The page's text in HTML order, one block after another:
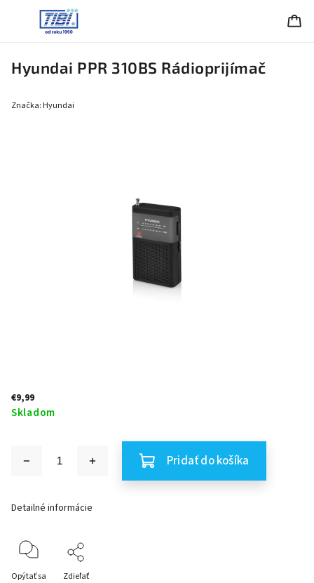
Hyundai PPR 310BS Rádioprijímač
Značka: Hyundai
€9,99
Skladom
Pridať do košíka
Detailné informácie
Opýtať sa Zdieľať